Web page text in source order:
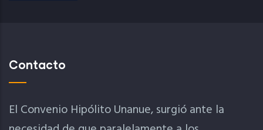
Contacto
El Convenio Hipólito Unanue, surgió ante la